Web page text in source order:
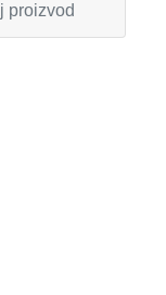
proizvod